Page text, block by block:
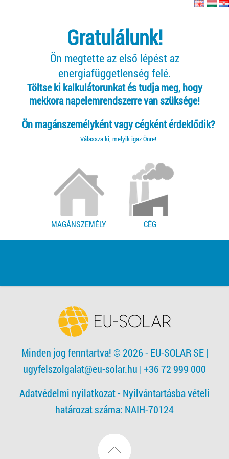
Gratulálunk!
Ön megtette az első lépést az
energiafüggetlenség felé.
Töltse ki kalkulátorunkat és tudja meg, hogy
mekkora napelemrendszerre van szüksége!
Ön magánszemélyként vagy cégként érdeklődik?
Válassza ki, melyik igaz Önre!
MAGÁNSZEMÉLY CÉG
Minden jog fenntartva! © 2026 - EU-SOLAR SE|
ugyfelszolgalat@eu-solar.hu | +36 72 999 000
Adatvédelmi nyilatkozat - Nyilvántartásba vételi
határozat száma: NAIH-70124